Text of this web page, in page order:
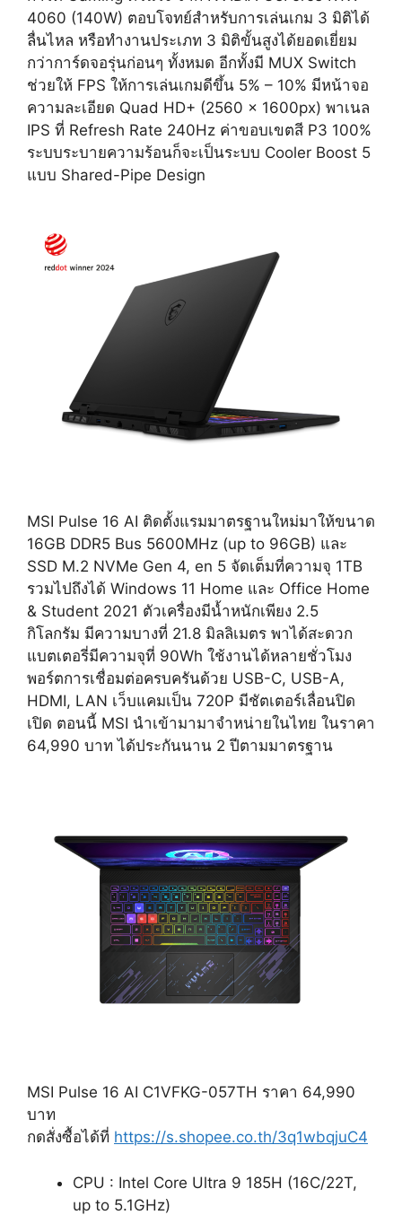
4060 (140W) ​ตอบโจทย์สำหรับการเล่นเกม 3 มิติได้
ลื่นไหล หรือทำงานประเภท 3 มิติขั้นสูงได้ยอดเยี่ยม
กว่าการ์ดจอรุ่นก่อนๆ ทั้งหมด อีกทั้งมี MUX Switch
ช่วยให้ FPS ให้การเล่นเกมดีขึ้น 5% – 10% มีหน้าจอ
ความละเอียด Quad HD+ (2560 x 1600px) พาเนล
IPS ที่ Refresh Rate 240Hz ค่าขอบเขตสี P3 100%
ระบบระบายความร้อนก็จะเป็นระบบ Cooler Boost 5
แบบ Shared-Pipe Design
MSI Pulse 16 AI ติดตั้งแรมมาตรฐานใหม่มาให้ขนาด
16GB DDR5 Bus 5600MHz (up to 96GB) และ
SSD M.2 NVMe Gen 4, en 5 จัดเต็มที่ความจุ 1TB
รวมไปถึงได้ Windows 11 Home และ Office Home
& Student 2021 ตัวเครื่องมีน้ำหนักเพียง 2.5
กิโลกรัม มีความบางที่ 21.8 มิลลิเมตร พาได้สะดวก
แบตเตอรี่มีความจุที่ 90Wh ใช้งานได้หลายชั่วโมง
พอร์ตการเชื่อมต่อครบครันด้วย USB-C, USB-A,
HDMI, LAN เว็บแคมเป็น 720P มีชัตเตอร์เลื่อนปิด
เปิด ตอนนี้ MSI นำเข้ามามาจำหน่ายในไทย ในราคา
64,990 บาท ได้ประกันนาน 2 ปีตามมาตรฐาน
MSI Pulse 16 AI C1VFKG-057TH ราคา 64,990
บาท
กดสั่งซื้อได้ที่ https://s.shopee.co.th/3q1wbqjuC4
CPU : Intel Core Ultra 9 185H (16C/22T,
up to 5.1GHz)